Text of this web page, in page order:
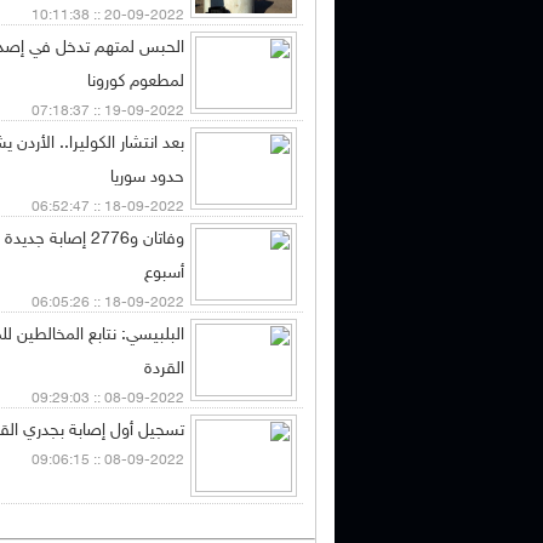
20-09-2022 :: 10:11:38
الحبس لمتهم تدخل في
لمطعوم كورونا
19-09-2022 :: 07:18:37
بعد انتشار الكوليرا.. الأردن
حدود سوريا
18-09-2022 :: 06:52:47
وفاتان و2776
أسبوع
18-09-2022 :: 06:05:26
البلبيسي: نتابع
القردة
08-09-2022 :: 09:29:03
تسجيل أول إصابة بجدري
08-09-2022 :: 09:06:15